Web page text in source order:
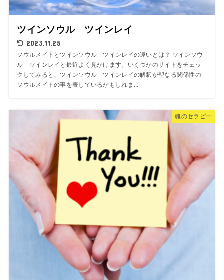
ツインソウル ツインレイ
2023.11.25
ソウルメイトとツインソウル ツインレイの違いとは？ ツインソウ
ル ツインレイと最近よく見かけます。いくつかのサイトをチェッ
クしてみると、ツインソウル ツインレイの解釈が聖なる関係性の
ソウルメイトの事を表しているかもしれま...
魂のセラピー